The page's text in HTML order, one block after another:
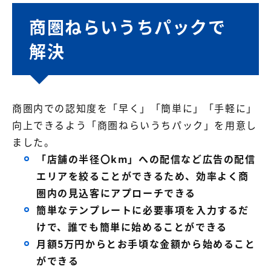
商圏ねらいうちパックで
解決
商圏内での認知度を「早く」「簡単に」「手軽に」
向上できるよう「商圏ねらいうちパック」を用意し
ました。
「店舗の半径〇km」への配信など広告の配信
エリアを絞ることができるため、効率よく商
圏内の見込客にアプローチできる
簡単なテンプレートに必要事項を入力するだ
けで、誰でも簡単に始めることができる
月額5万円からとお手頃な金額から始めること
ができる